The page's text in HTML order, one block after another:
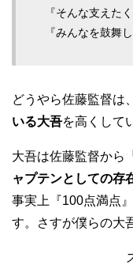
『そんな支えた
『みんなを鼓舞
どうやら佐藤監督は、
いる大吾を高くして
大吾は佐藤監督から
ャプテンとしての存
事実上『100点満点
す。さすが僕らの大